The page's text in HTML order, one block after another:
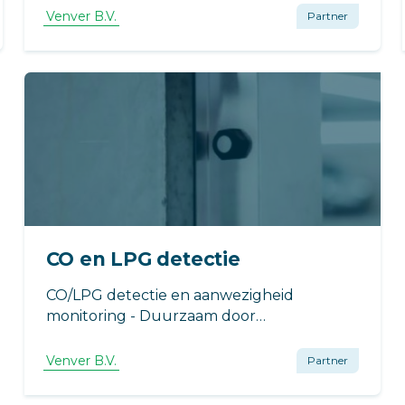
Venver B.V. Partner
CO en LPG detectie
CO/LPG detectie en aanwezigheid
monitoring - Duurzaam door
detectie en aanwezigheid monitoring -
Vervangen van elke bestaande installatie
Venver B.V. Partner